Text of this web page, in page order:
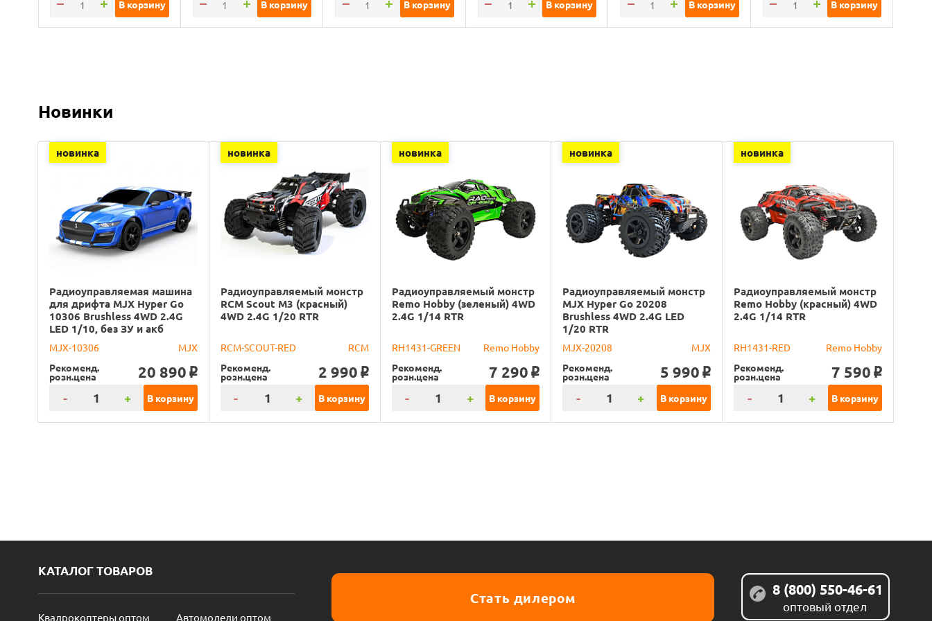
В корзину В корзину В корзину В корзину В корзину В корзину
Новинки
новинка
Радиоуправляемая машина
для дрифта MJX Hyper Go
10306 Brushless 4WD 2.4G
LED 1/10, без ЗУ и акб
MJX-10306
MJX
Рекоменд.
розн.цена 20 890 o
- + В корзину
новинка
Радиоуправляемый монстр
RCM Scout M3 (красный)
4WD 2.4G 1/20 RTR
RCM-SCOUT-RED
RCM
Рекоменд.
розн.цена 2 990 o
- + В корзину
новинка
Радиоуправляемый монстр
Remo Hobby (зеленый) 4WD
2.4G 1/14 RTR
RH1431-GREEN
Remo Hobby
Рекоменд.
розн.цена 7 290 o
- + В корзину
новинка
Радиоуправляемый монстр
MJX Hyper Go 20208
Brushless 4WD 2.4G LED
1/20 RTR
MJX-20208
MJX
Рекоменд.
розн.цена 5 990 o
- + В корзину
новинка
Радиоуправляемый монстр
Remo Hobby (красный) 4WD
2.4G 1/14 RTR
RH1431-RED
Remo Hobby
Рекоменд.
розн.цена 7 590 o
- + В корзину
КАТАЛОГ ТОВАРОВ
Квадрокоптеры оптом Автомодели оптом
Стать дилером 8 (800) 550-46-61
оптовый отдел